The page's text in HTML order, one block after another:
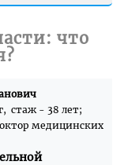
что
стаж - 38 лет;
медицинских